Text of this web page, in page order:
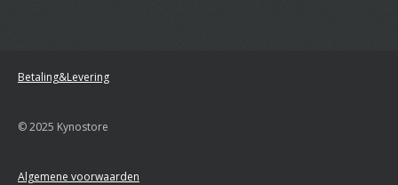
Betaling&Levering
© 2025 Kynostore
Algemene voorwaarden